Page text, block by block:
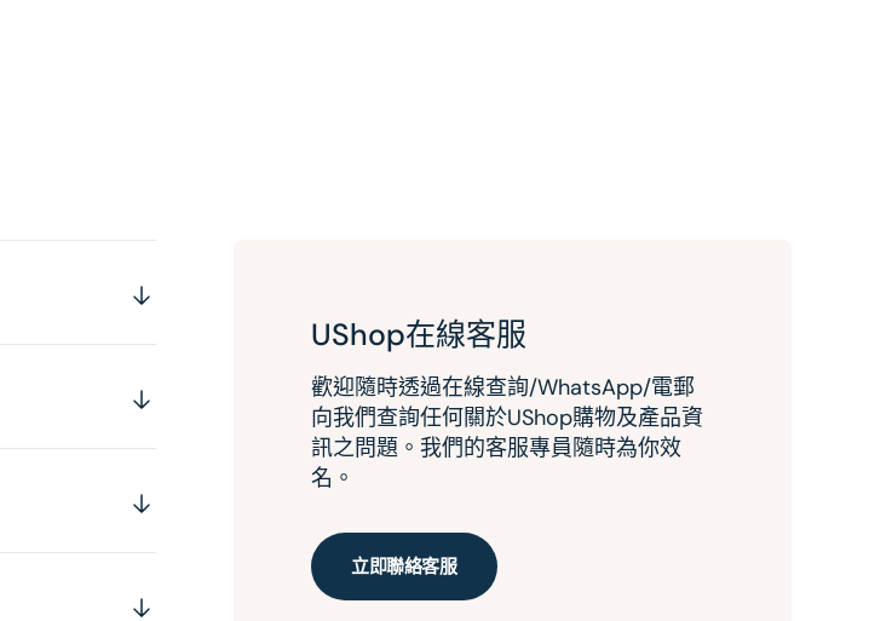
UShop在線客服
歡迎隨時透過在線查詢/WhatsApp/電郵
向我們查詢任何關於UShop購物及產品資
訊之問題。我們的客服專員隨時為你效
名。
立即聯絡客服